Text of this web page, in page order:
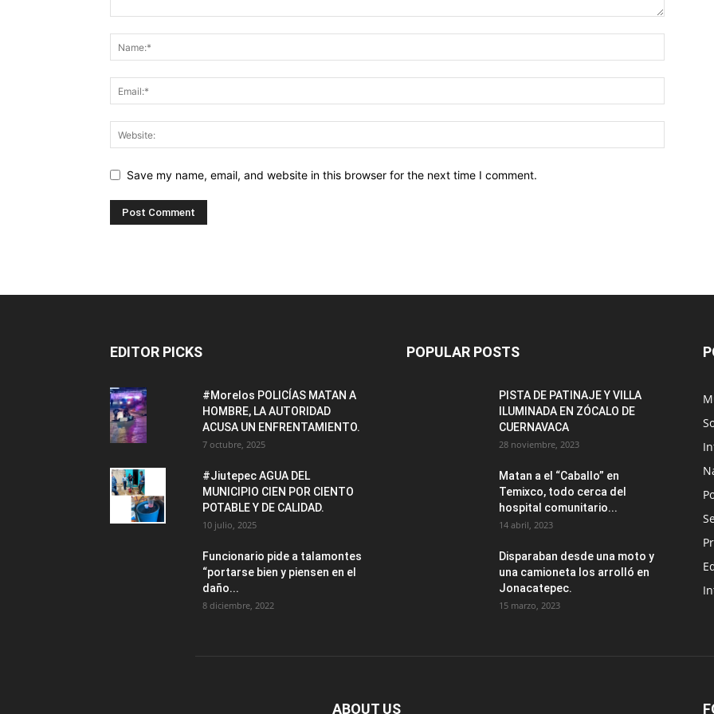
Save my name, email, and website in this browser for the next time I comment.
EDITOR PICKS
#Morelos POLICÍAS MATAN A
HOMBRE, LA AUTORIDAD
ACUSA UN ENFRENTAMIENTO.
7 octubre, 2025
#Jiutepec AGUA DEL
MUNICIPIO CIEN POR CIENTO
POTABLE Y DE CALIDAD.
10 julio, 2025
Funcionario pide a talamontes
“portarse bien y piensen en el
daño...
8 diciembre, 2022
POPULAR POSTS
PISTA DE PATINAJE Y VILLA
ILUMINADA EN ZÓCALO DE
CUERNAVACA
28 noviembre, 2023
Matan a el “Caballo” en
Temixco, todo cerca del
hospital comunitario...
14 abril, 2023
Disparaban desde una moto y
una camioneta los arrolló en
Jonacatepec.
15 marzo, 2023
ABOUT US